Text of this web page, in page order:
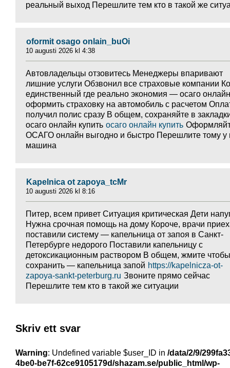
реальный выход Перешлите тем кто в такой же
oformit osago onlain_buOi
10 augusti 2026 kl 4:38
Автовладельцы отзовитесь Менеджеры впаривают
лишние услуги Обзвонил все страховые компании
единственный где реально экономия — осаго онлайн
оформить страховку на автомобиль с расчетом
получил полис сразу В общем, сохраняйте в
осаго онлайн купить осаго онлайн купить
ОСАГО онлайн выгодно и быстро Перешлите тому у
машина
Kapelnica ot zapoya_tcMr
10 augusti 2026 kl 8:16
Питер, всем привет Ситуация критическая Дети
Нужна срочная помощь на дому Короче, врачи
поставили систему — капельница от запоя в Санкт-
Петербурге недорого Поставили капельницу с
детоксикационным раствором В общем, жмите чтобы
сохранить — капельница запой https://kapelnicza-ot-
zapoya-sankt-peterburg.ru Звоните прямо сейчас
Перешлите тем кто в такой же ситуации
Skriv ett svar
Warning: Undefined variable $user_ID in /data/2/9/
4be0-be7f-62ce9105179d/shazam.se/public_html/wp-